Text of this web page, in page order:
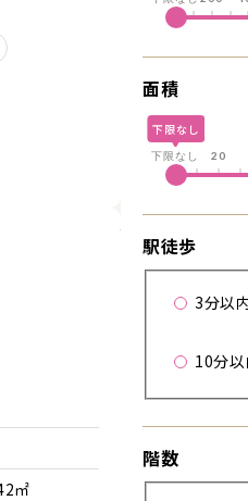
詳
㎡
詳細を見る
面積
下限なし
下限なし 20
駅徒歩
3分以
10分
階数